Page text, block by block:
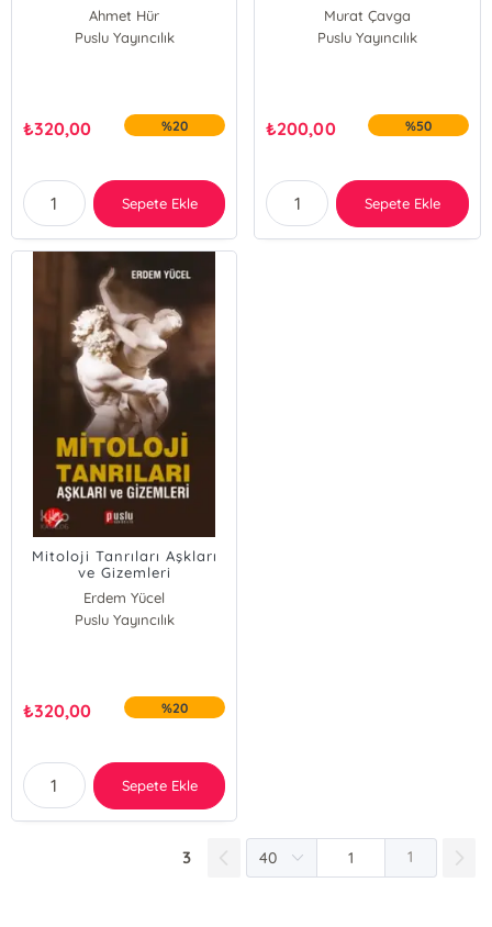
Ahmet Hür
Puslu Yayıncılık
₺320,00 %20
Sepete Ekle
Murat Çavga
Puslu Yayıncılık
₺200,00 %50
Sepete Ekle
Mitoloji Tanrıları Aşkları
ve Gizemleri
Erdem Yücel
Puslu Yayıncılık
₺320,00 %20
Sepete Ekle
3 1